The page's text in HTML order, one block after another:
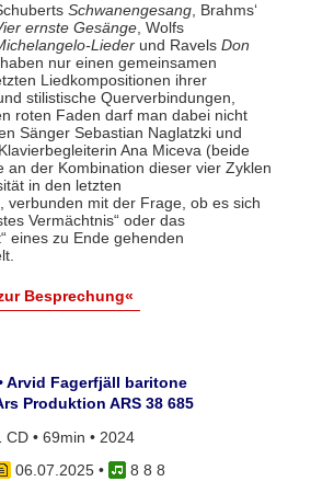
Schwanengesang, Brahms‘
ernste Gesänge, Wolfs
Liederund Ravels Don
nur einen gemeinsamen
Liedkompositionen ihrer
stilistische Querverbindungen,
roten Faden darf man dabei nicht
Sänger Sebastian Naglatzki und
Ana Miceva (beide
an der Kombination dieser vier Zyklen
in den letzten
verbunden mit der Frage, ob es sich
Vermächtnis“ oder das
eines zu Ende gehenden
Besprechung«
Arvid Fagerfjäll baritone
Produktion ARS 38 685
CD • 69min • 2024
06.07.2025•
8 8 8